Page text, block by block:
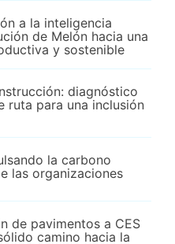
a la inteligencia
de Melón hacia una
y sostenible
diagnóstico
ruta para una inclusión
la carbono
las organizaciones
de pavimentos a CES
camino hacia la